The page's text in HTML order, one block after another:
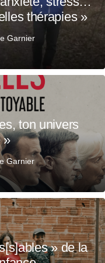
thérapies »
Garnier
ton univers
»
Garnier
» de la